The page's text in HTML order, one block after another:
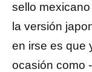
sello
la versión
en irse es que
ocasión como